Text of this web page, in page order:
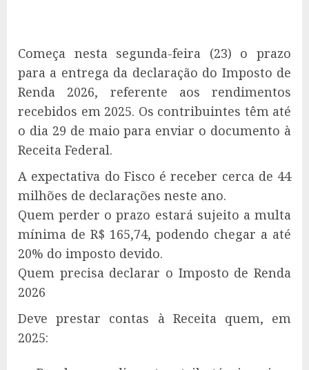
Começa nesta segunda-feira (23) o prazo
para a entrega da declaração do Imposto de
Renda 2026, referente aos rendimentos
recebidos em 2025. Os contribuintes têm até
o dia 29 de maio para enviar o documento à
Receita Federal.
A expectativa do Fisco é receber cerca de 44
milhões de declarações neste ano.
Quem perder o prazo estará sujeito a multa
mínima de R$ 165,74, podendo chegar a até
20% do imposto devido.
Quem precisa declarar o Imposto de Renda
2026
Deve prestar contas à Receita quem, em
2025: